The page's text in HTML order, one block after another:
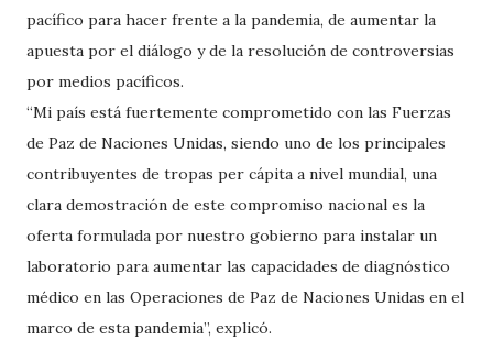
pacífico para hacer frente a la pandemia, de aumentar la
apuesta por el diálogo y de la resolución de controversias
por medios pacíficos.
“Mi país está fuertemente comprometido con las Fuerzas
de Paz de Naciones Unidas, siendo uno de los principales
contribuyentes de tropas per cápita a nivel mundial, una
clara demostración de este compromiso nacional es la
oferta formulada por nuestro gobierno para instalar un
laboratorio para aumentar las capacidades de diagnóstico
médico en las Operaciones de Paz de Naciones Unidas en el
marco de esta pandemia”, explicó.